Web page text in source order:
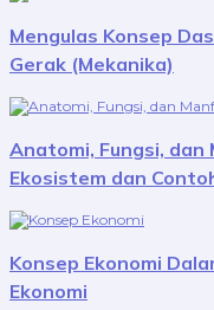
Mengulas Konsep
Gerak (Mekanika)
Anatomi, Fungsi, dan
Ekosistem dan
Konsep Ekonomi
Ekonomi